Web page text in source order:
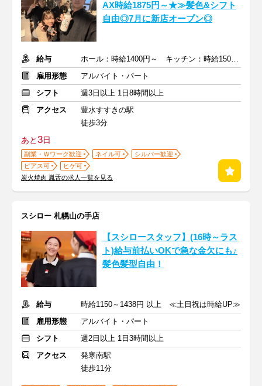
AX時給1875円～★≫髪色&シフト
自由◎7月に新店オープン◎
給与
ホール：時給1400円～ キッチン：時給1500円～ +交通費全額支給
雇用形態
アルバイト・パート
シフト
週3日以上 1日8時間以上
アクセス
豊水すすきの駅
徒歩3分
あと3日
副業・Ｗワーク歓迎 ネイル可
シルバー歓迎
ピアス可
ヒゲ可
炭火焼肉 胤舌の求人一覧を見る
スシロー 札幌山の手店
【スシロースタッフ】(16時～ラス
ト)給与前払いOKで急な金欠にも♪
髪色髪型自由！
給与
時給1150～1438円 以上 ≪土日祝は時給UP≫
雇用形態
アルバイト・パート
シフト
週2日以上 1日3時間以上
アクセス
発寒南駅
徒歩11分